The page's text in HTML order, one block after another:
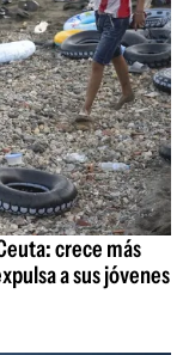
crece más
a sus jóvenes